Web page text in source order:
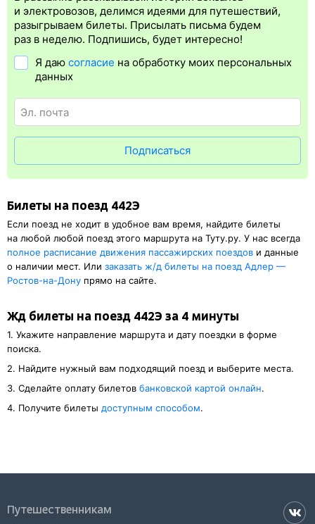
Электронная регистрацияпроизводитсясразупосле оплаты
билета.Электронная регистрация— это опция, которая
упрощает жизнь пассажиру. Её бонус в том, что не обязательно
регистрация доступна почти для всех заказов,исключение
составляют поезда
в электронном жд билете. А в случае отсутствия электронной
и электровозов, делимся идеями для путешествий,
разыгрываем билеты. Присылать письма будем
раз в неделю. Подпишись, будет интересно!
Я даю согласие на обработку моих персональных
данных
Подписаться
Билеты на поезд 442Э
Если поезд не ходит в удобное вам время, найдите билеты
на любой любой поезд этого маршрута на Туту.ру. У нас всегда
полное расписание движения пассажирских поездов и данные
о наличии мест. Или заказать ж/д билеты на поезд Адлер —
Ростов-на-Дону прямо на сайте.
Жд билеты на поезд 442Э за 4 минуты
1. Укажите направление маршрута и дату поездки в форме
поиска.
2. Найдите нужный вам подходящий поезд и выберите места.
3. Cделайте оплату билетов банковской картой онлайн.
4. Получите билеты доступным способом.
Путешественникам